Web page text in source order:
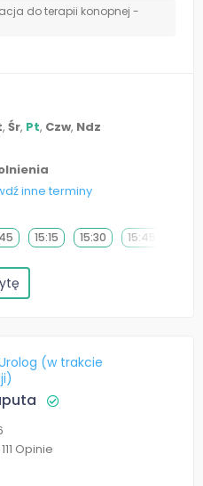
do terapii konopnej -
, Śr, Pt, Czw, Ndz
inne terminy
15:15 15:30 15:45
(w trakcie
111 Opinie